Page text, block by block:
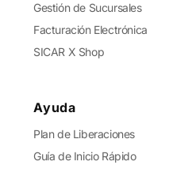
Gestión de Sucursales
Facturación Electrónica
SICAR X Shop
Ayuda
Plan de Liberaciones
Guía de Inicio Rápido